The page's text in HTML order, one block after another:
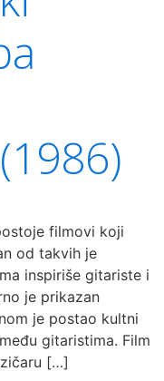
filmovi koji
od takvih je
inspiriše gitariste i
je prikazan
je postao kultni
gitaristima. Film
[…]